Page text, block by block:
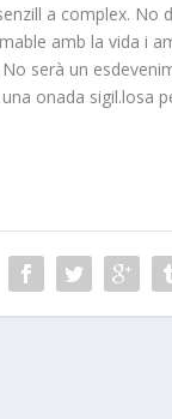
a complex. No
amb la vida i
serà un
onada sigil.losa